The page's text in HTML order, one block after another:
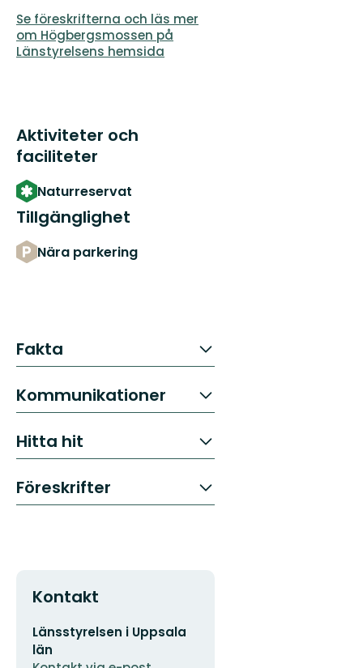
Se föreskrifterna och läs mer
om Högbergsmossen på
Länstyrelsens hemsida
Aktiviteter och
faciliteter
Naturreservat
Tillgänglighet
Nära parkering
Fakta
Kommunikationer
Hitta hit
Föreskrifter
Kontakt
E-
postadress
Länsstyrelsen i Uppsala
län